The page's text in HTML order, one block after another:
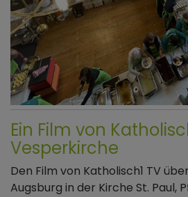
Ein Film von
Vesperkirche
Den Film von Katholisch1 TV
Augsburg in der Kirche St. Paul,